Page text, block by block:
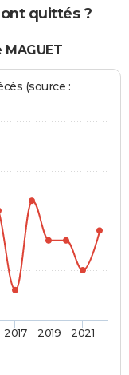
ont quittés ?
(source :
2017 2019 2021